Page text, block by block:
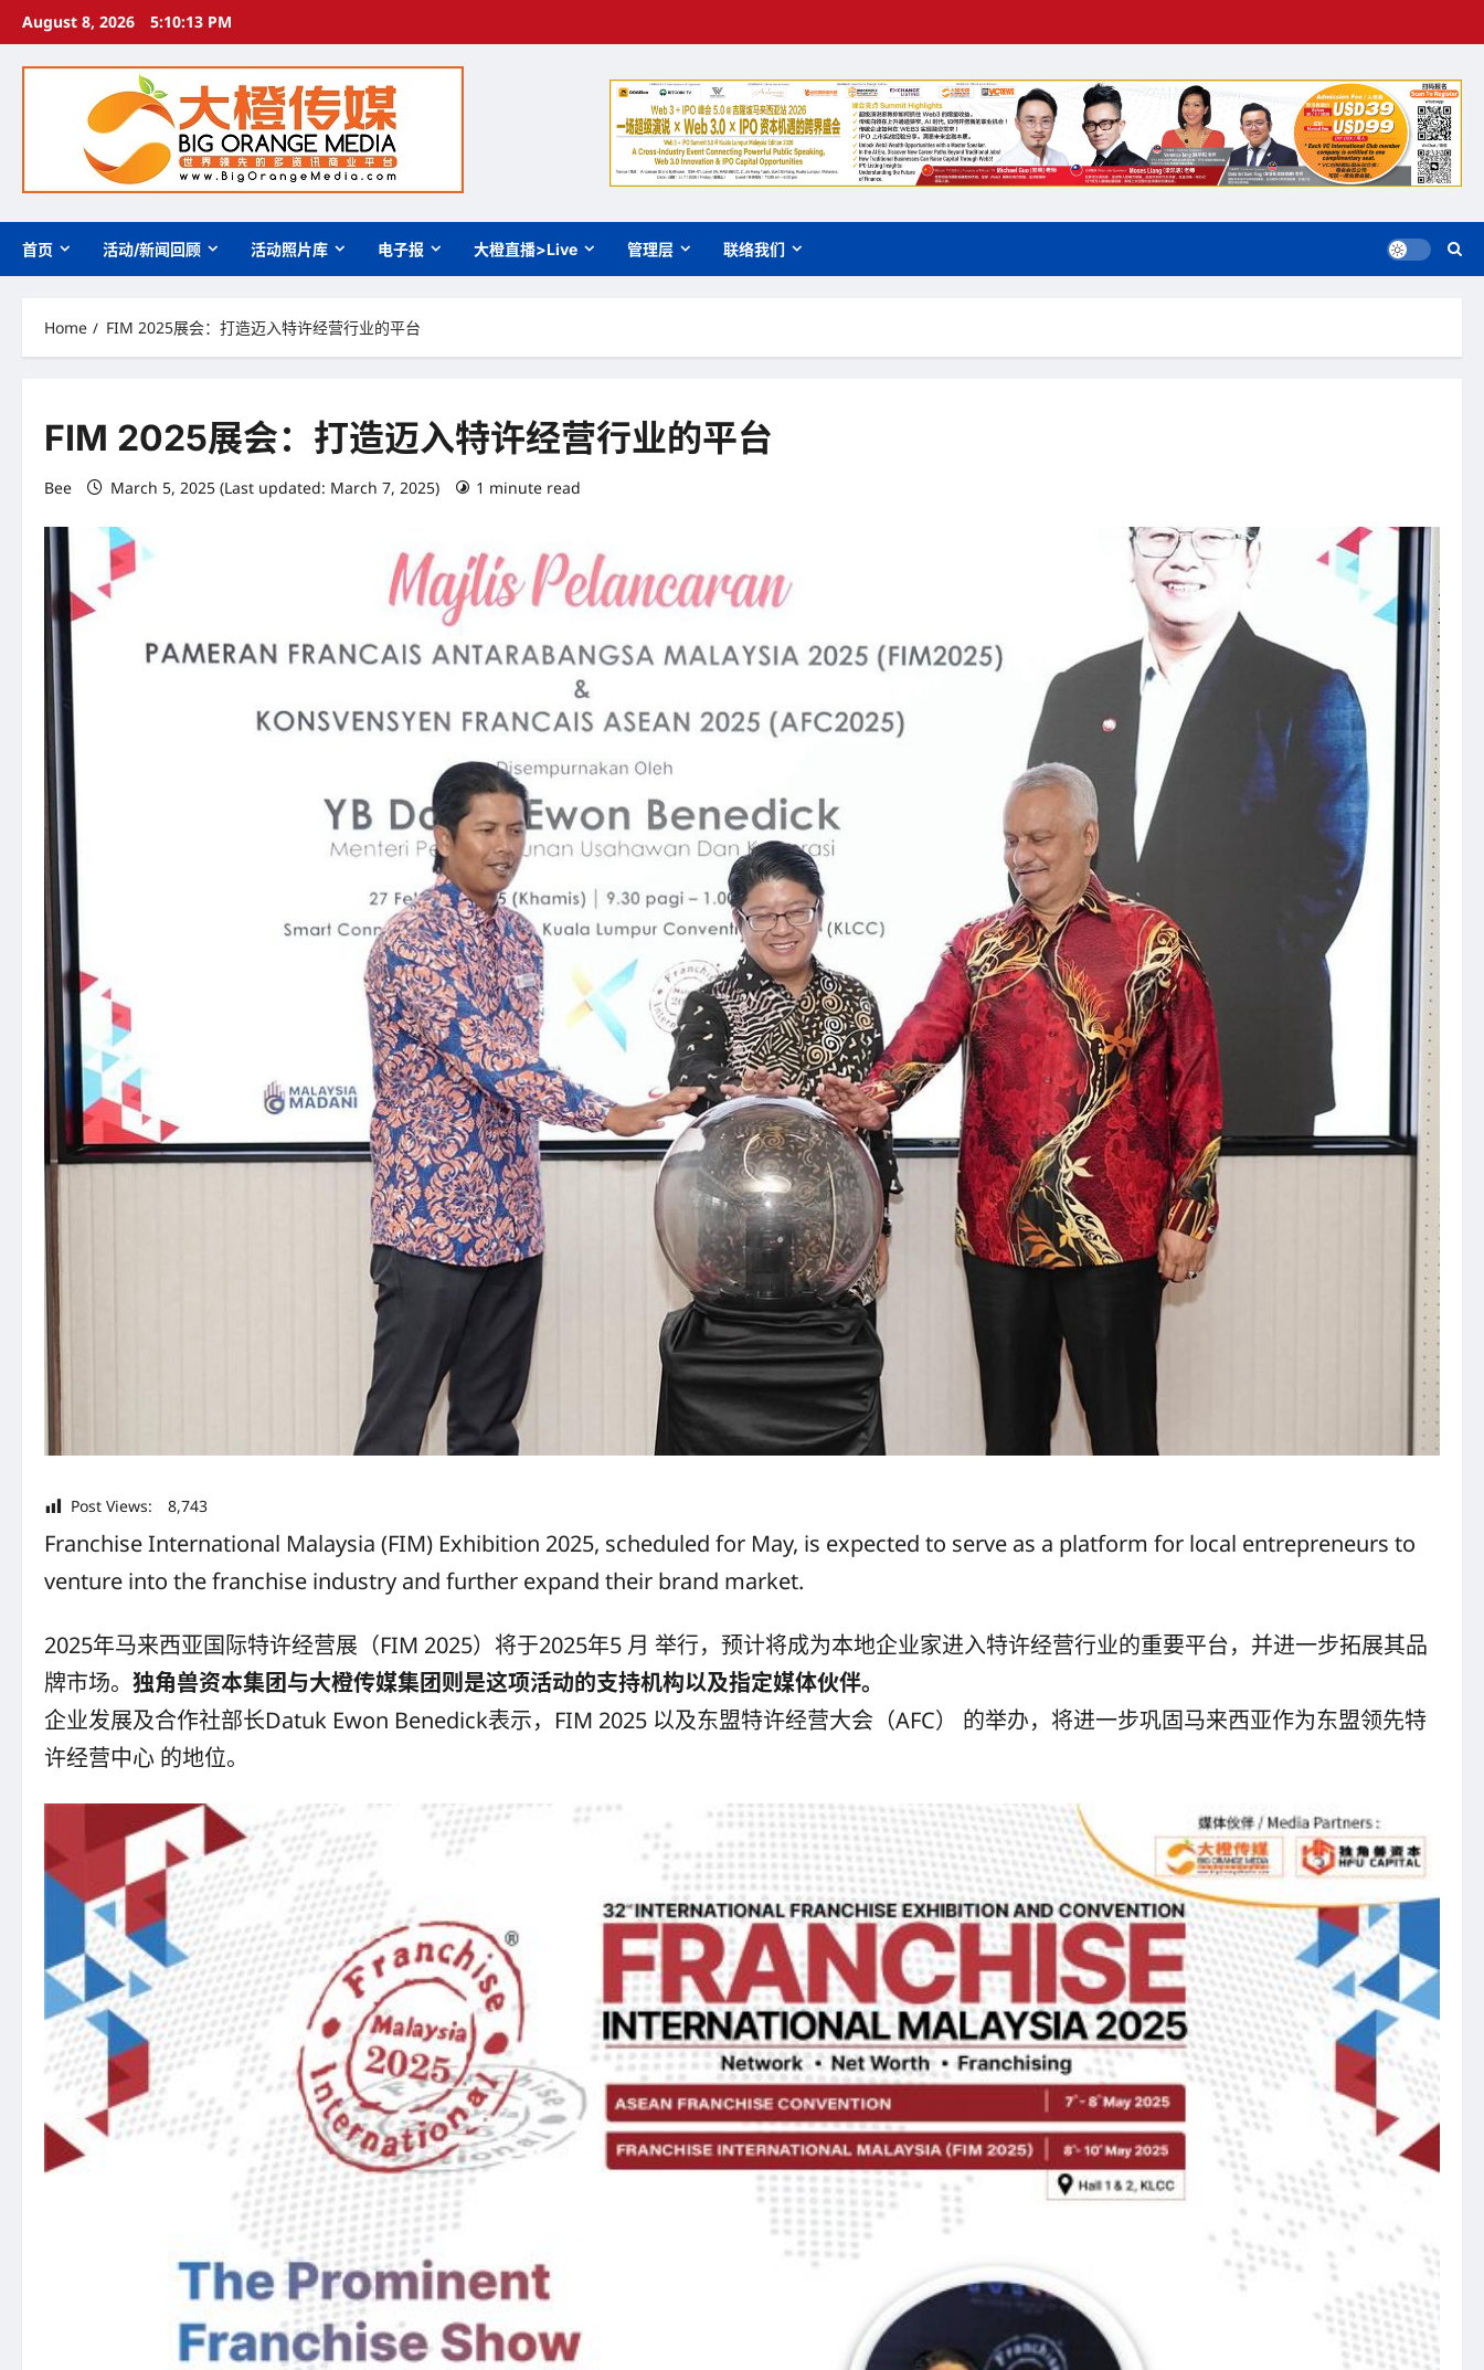
Skip
content
August 8, 2026 5:10:15 PM
首页 活动/新闻回顾 活动照片库 电子报 大橙直播>Live 管理层 联络我们
Home FIM 2025展会：打造迈入特许经营行业的平台
FIM 2025展会：打造迈入特许经营行业的平台
Bee March 5, 2025 (Last updated: March 7, 2025) 1 minute read
Post Views: 8,743
Franchise International Malaysia (FIM) Exhibition 2025, scheduled for May, is expected to serve as a platform for local entrepreneurs to
venture into the franchise industry and further expand their brand market.
2025年马来西亚国际特许经营展（FIM 2025）将于2025年5 月 举行，预计将成为本地企业家进入特许经营行业的重要平台，并进一步拓展其品
牌市场。 独角兽资本集团与大橙传媒集团则是这项活动的支持机构以及指定媒体伙伴。
企业发展及合作社部长Datuk Ewon Benedick表示，FIM 2025 以及东盟特许经营大会（AFC） 的举办，将进一步巩固马来西亚作为东盟领先特
许经营中心 的地位。